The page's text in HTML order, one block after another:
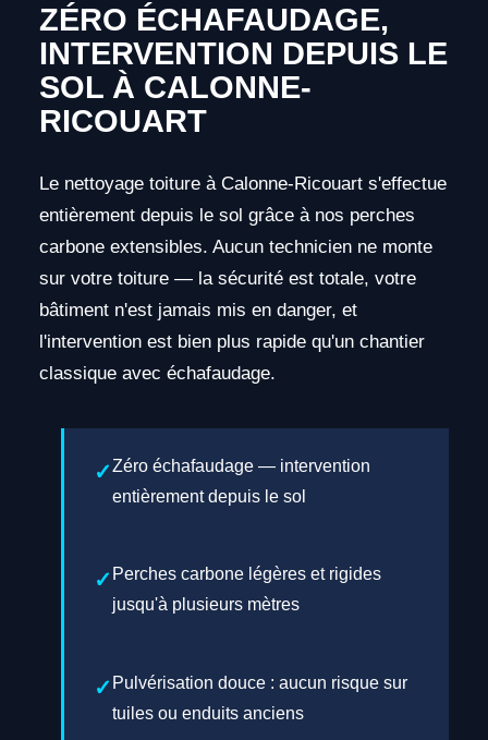
ZÉRO ÉCHAFAUDAGE,
INTERVENTION DEPUIS LE
SOL À CALONNE-
RICOUART
Le nettoyage toiture à Calonne-Ricouart s'effectue
entièrement depuis le sol grâce à nos perches
carbone extensibles. Aucun technicien ne monte
sur votre toiture — la sécurité est totale, votre
bâtiment n'est jamais mis en danger, et
l'intervention est bien plus rapide qu'un chantier
classique avec échafaudage.
Zéro échafaudage — intervention
entièrement depuis le sol
Perches carbone légères et rigides
jusqu'à plusieurs mètres
Pulvérisation douce : aucun risque sur
tuiles ou enduits anciens